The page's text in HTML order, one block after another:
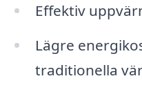
Effektiv
Lägre
traditionella